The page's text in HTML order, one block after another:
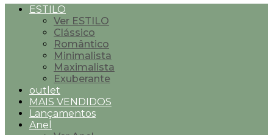
ESTILO
Ver ESTILO
Clássico
Romântico
Minimalista
Maximalista
Exuberante
outlet
MAIS VENDIDOS
Lançamentos
Anel